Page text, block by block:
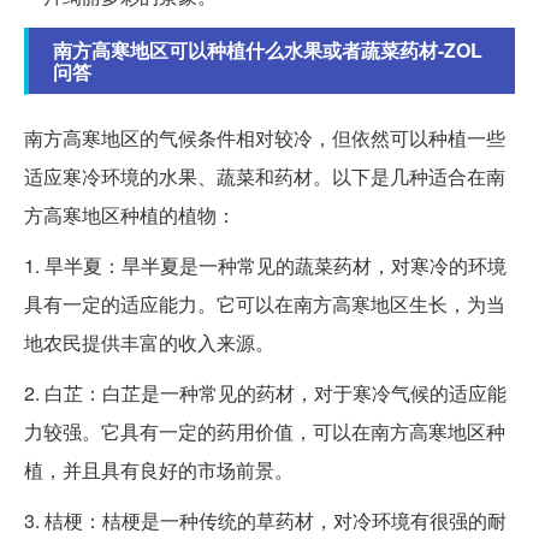
南方高寒地区可以种植什么水果或者蔬菜药材-ZOL
问答
南方高寒地区的气候条件相对较冷，但依然可以种植一些
适应寒冷环境的水果、蔬菜和药材。以下是几种适合在南
方高寒地区种植的植物：
1. 旱半夏：旱半夏是一种常见的蔬菜药材，对寒冷的环境
具有一定的适应能力。它可以在南方高寒地区生长，为当
地农民提供丰富的收入来源。
2. 白芷：白芷是一种常见的药材，对于寒冷气候的适应能
力较强。它具有一定的药用价值，可以在南方高寒地区种
植，并且具有良好的市场前景。
3. 桔梗：桔梗是一种传统的草药材，对冷环境有很强的耐